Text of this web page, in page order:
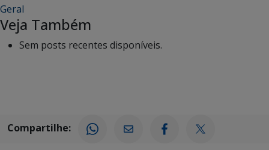
Geral
Veja Também
Sem posts recentes disponíveis.
Compartilhe: